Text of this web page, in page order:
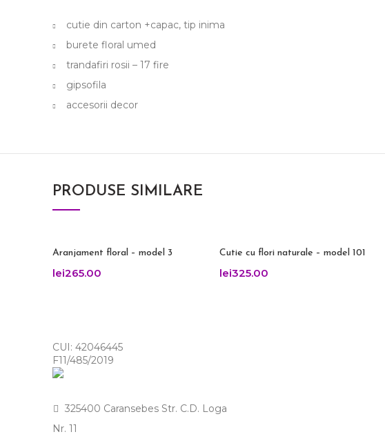
cutie din carton +capac, tip inima
burete floral umed
trandafiri rosii – 17 fire
gipsofila
accesorii decor
PRODUSE SIMILARE
Aranjament floral – model 3
lei265.00
Cutie cu flori naturale – model 101
lei325.00
CUI: 42046445
F11/485/2019
325400 Caransebes Str. C.D. Loga
Nr. 11